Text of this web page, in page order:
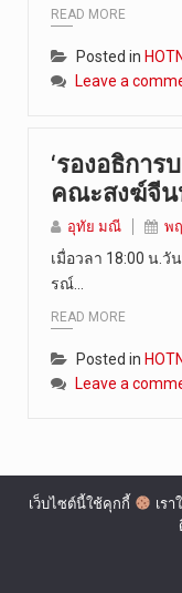
READ MORE
Posted in
Leave a
‘รองอธิการ
คณะสงฆ์จีน
อุทัย มณี พ
เมื่อวลา 18:00 น.
รณ์…
READ MORE
Posted in
Leave a
เว็บไซต์นี้ใช้คุกกี้
เร